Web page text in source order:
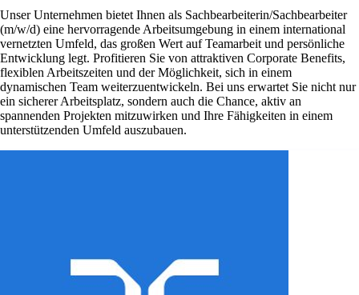
Unser Unternehmen bietet Ihnen als Sachbearbeiterin/Sachbearbeiter
(m/w/d) eine hervorragende Arbeitsumgebung in einem international
vernetzten Umfeld, das großen Wert auf Teamarbeit und persönliche
Entwicklung legt. Profitieren Sie von attraktiven Corporate Benefits,
flexiblen Arbeitszeiten und der Möglichkeit, sich in einem
dynamischen Team weiterzuentwickeln. Bei uns erwartet Sie nicht nur
ein sicherer Arbeitsplatz, sondern auch die Chance, aktiv an
spannenden Projekten mitzuwirken und Ihre Fähigkeiten in einem
unterstützenden Umfeld auszubauen.